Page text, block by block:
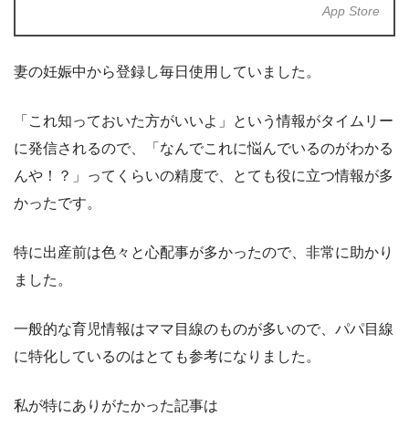
App Store
妻の妊娠中から登録し毎日使用していました。
「これ知っておいた方がいいよ」という情報がタイムリー
に発信されるので、「なんでこれに悩んでいるのがわかる
んや！？」ってくらいの精度で、とても役に立つ情報が多
かったです。
特に出産前は色々と心配事が多かったので、非常に助かり
ました。
一般的な育児情報はママ目線のものが多いので、パパ目線
に特化しているのはとても参考になりました。
私が特にありがたかった記事は